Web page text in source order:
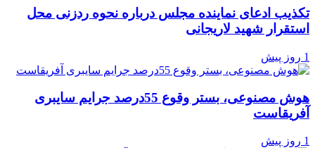
تکذیب ادعای نماینده مجلس درباره نحوه ردزنی محل
استقرار شهید لاریجانی
1 روز پیش
هوش مصنوعی، بستر وقوع 55درصد جرایم سایبری
آفریقاست
1 روز پیش